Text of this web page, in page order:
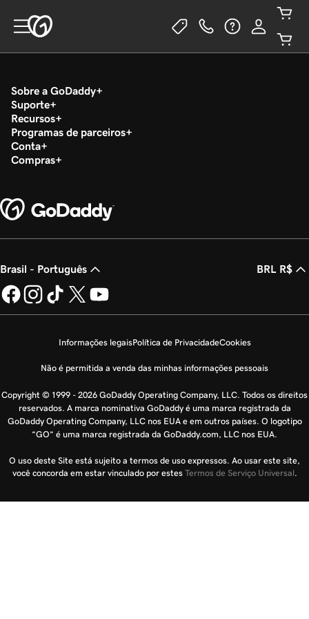
Sobre a GoDaddy
Suporte
Recursos
Programas de parceiros
Conta
Compras
Brasil - Português BRL R$
Informações legaisPolítica de PrivacidadeCookies
Não é permitida a venda das minhas informações pessoais
Copyright © 1999 - 2026 GoDaddy Operating Company, LLC. Todos os direitos
reservados. A marca nominativa GoDaddy é uma marca registrada da
GoDaddy Operating Company, LLC nos EUA e em outros países. O logotipo
“GO” é uma marca registrada da GoDaddy.com, LLC nos EUA.
O uso deste Site está sujeito a termos de uso expressos. Ao usar este site,
você concorda em estar vinculado por estes Termos de Serviço Universal.